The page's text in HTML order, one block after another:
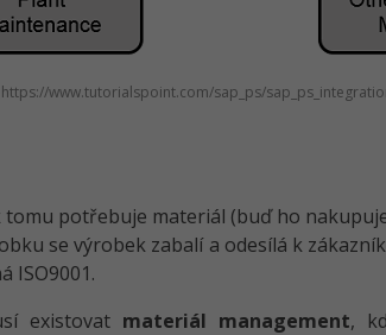
www.tutorialspoint.com/sap_ps/
potřebuje materiál (buď ho
se výrobek zabalí a odesílá k
ISO9001.
existovat materiál management,